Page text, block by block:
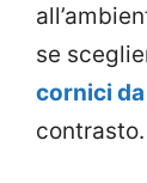
se
cornici
contrasto.